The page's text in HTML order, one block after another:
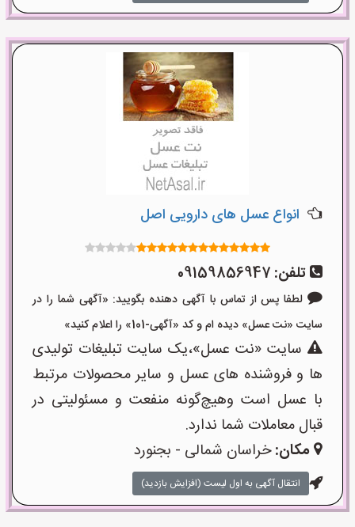
انواع عسل های دارویی اصل
تلفن: 09159856947
لطفا پس از تماس با آگهی دهنده بگویید: «آگهی شما را در
سایت «نت عسل» دیده ام و کد «آگهی-101» را اعلام کنید»
سایت «نت عسل»،یک سایت تبلیغات تولیدی
ها و فروشنده های عسل و سایر محصولات مرتبط
با عسل است وهیچ‌گونه منفعت و مسئولیتی در
قبال معاملات شما ندارد.
مکان:خراسان شمالی - بجنورد
انتقال آگهی به اول لیست (افزایش بازدید)